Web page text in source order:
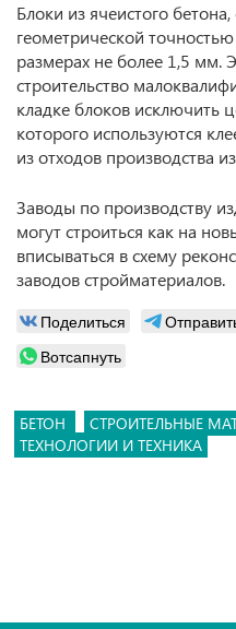
Блоки из ячеистого
геометрической
размерах не более 1,5 мм.
строительство
кладке блоков исключить
которого используются
из отходов производства
Заводы по производству
могут строиться как на
вписываться в схему
заводов стройматериалов.
Поделиться
Вотсапнуть
БЕТОН СТРОИТЕЛЬНЫЕ
ТЕХНОЛОГИИ И ТЕХНИКА